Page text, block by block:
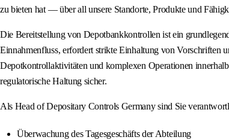
zu bieten hat — über all unsere Standorte, Produkte und
Die Bereitstellung von Depotbankkontrollen ist ein
Einnahmenfluss, erfordert strikte Einhaltung von Vorschriften
Depotkontrollaktivitäten und komplexen Operationen
regulatorische Haltung sicher.
Als Head of Depositary Controls Germany sind Sie
Überwachung des Tagesgeschäfts der Abteilung